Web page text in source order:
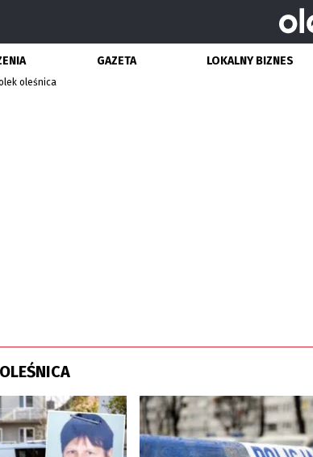
GAZETA LOKALNY BIZNES
oleśnica